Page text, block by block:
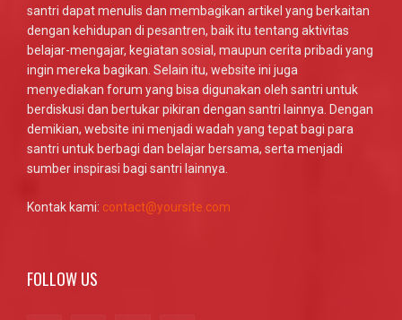
santri dapat menulis dan membagikan artikel yang berkaitan
dengan kehidupan di pesantren, baik itu tentang aktivitas
belajar-mengajar, kegiatan sosial, maupun cerita pribadi yang
ingin mereka bagikan. Selain itu, website ini juga
menyediakan forum yang bisa digunakan oleh santri untuk
berdiskusi dan bertukar pikiran dengan santri lainnya. Dengan
demikian, website ini menjadi wadah yang tepat bagi para
santri untuk berbagi dan belajar bersama, serta menjadi
sumber inspirasi bagi santri lainnya.
Kontak kami: contact@yoursite.com
FOLLOW US